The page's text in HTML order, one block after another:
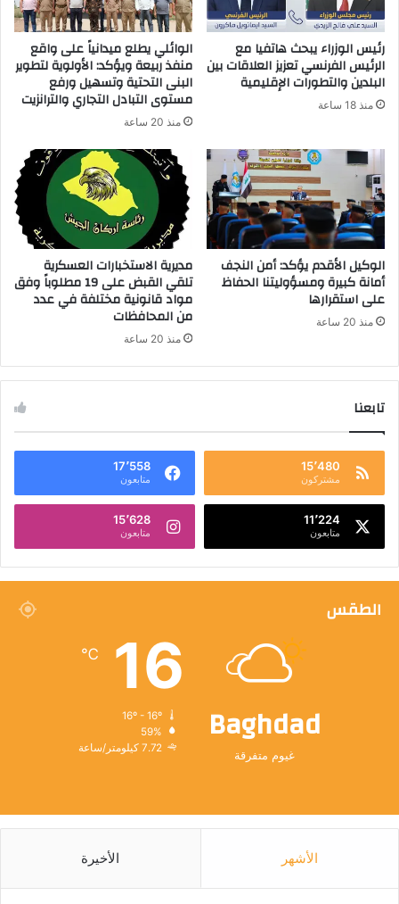
ت
ر
و
ن
ي
رئيس الوزراء يبحث هاتفيا مع
الرئيس الفرنسي تعزيز العلاقات بين
البلدين والتطورات الإقليمية
منذ 18 ساعة
الوائلي يطلع ميدانياً على واقع
منفذ ربيعة ويؤكد: الأولوية لتطوير
البنى التحتية وتسهيل ورفع
مستوى التبادل التجاري والترانزيت
منذ 20 ساعة
الوكيل الأقدم يؤكد: أمن النجف
أمانة كبيرة ومسؤوليتنا الحفاظ
على استقرارها
منذ 20 ساعة
مديرية الاستخبارات العسكرية
تلقي القبض على 19 مطلوباً وفق
مواد قانونية مختلفة في عدد
من المحافظات
منذ 20 ساعة
تابعنا
15٬480
مشتركون
17٬558
متابعون
11٬224
متابعون
15٬628
متابعون
الطقس
Baghdad
غيوم متفرقة
16
℃
59%
7.72 كيلومتر/ساعة
الأشهر الأخيرة